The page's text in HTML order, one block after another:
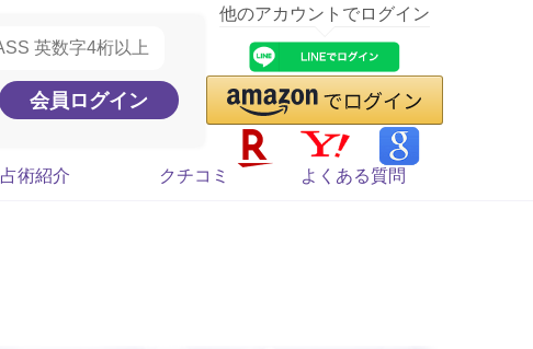
他のアカウントでログイン
占術紹介 クチコミ よくある質問